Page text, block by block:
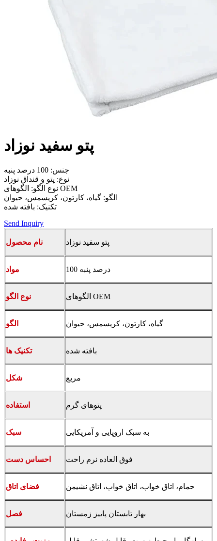
پتو سفید نوزاد
جنس: 100 درصد پنبه
نوع: پتو و قنداق نوزاد
نوع الگو: الگوهای OEM
الگو: گیاه، کارتون، کریسمس، حیوان
تکنیک: بافته شده
Send Inquiry
نام محصول پتو سفید نوزاد
مواد 100 درصد پنبه
نوع الگو الگوهای OEM
الگو گیاه، کارتون، کریسمس، حیوان
تکنیک ها بافته شده
شکل مربع
استفاده پتوهای گرم
سبک به سبک اروپایی و آمریکایی
احساس دست فوق العاده نرم راحت
فضای اتاق حمام، اتاق خواب، اتاق خواب، اتاق نشیمن
فصل بهار تابستان پاییز زمستان